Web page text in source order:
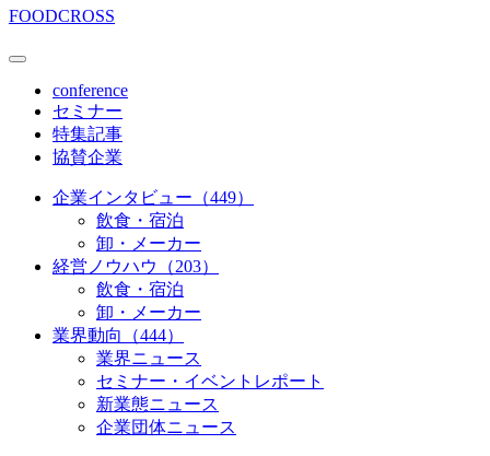
FOODCROSS
conference
セミナー
特集記事
協賛企業
企業インタビュー（449）
飲食・宿泊
卸・メーカー
経営ノウハウ（203）
飲食・宿泊
卸・メーカー
業界動向（444）
業界ニュース
セミナー・イベントレポート
新業態ニュース
企業団体ニュース